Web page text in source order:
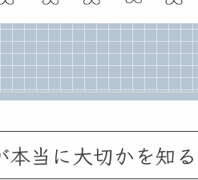
当に大切かを知